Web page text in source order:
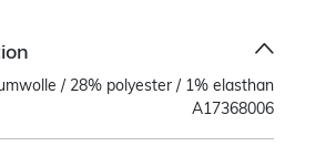
/ 28% polyester / 1% elasthan
A17368006